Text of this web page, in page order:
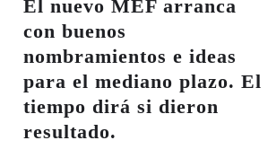
El nuevo MEF arranca
con buenos
nombramientos e ideas
para el mediano plazo. El
tiempo dirá si dieron
resultado.